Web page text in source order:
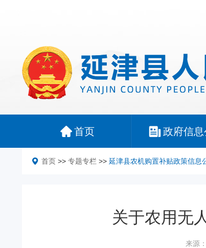
首页 政府信
首页 >> 专题专栏 >> 延津县农机购置补贴政策信息
关于农用无
来源